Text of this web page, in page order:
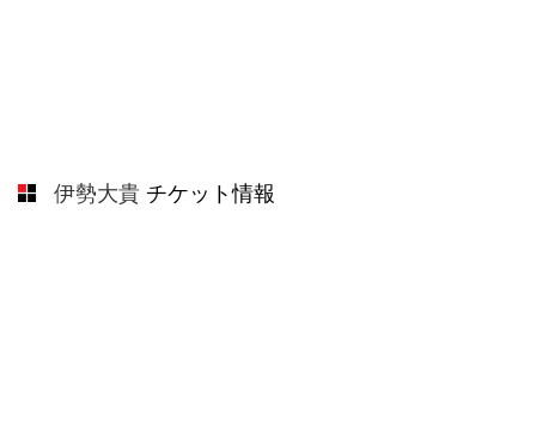
伊勢大貴 チケット情報